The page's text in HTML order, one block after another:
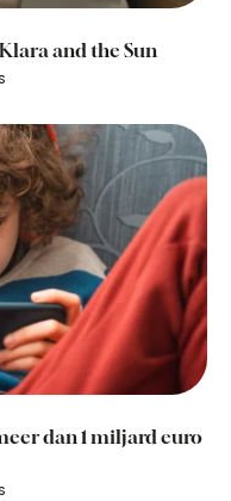
and the Sun
dan 1 miljard euro